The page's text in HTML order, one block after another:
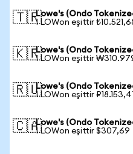
🇹🇷Lowe's (Ondo
1 LOWon eşittir
🇰🇷Lowe's (Ondo
1 LOWon eşittir
🇷🇺Lowe's (Ondo
1 LOWon eşittir
🇨🇦Lowe's (Ondo
1 LOWon eşittir $307,69